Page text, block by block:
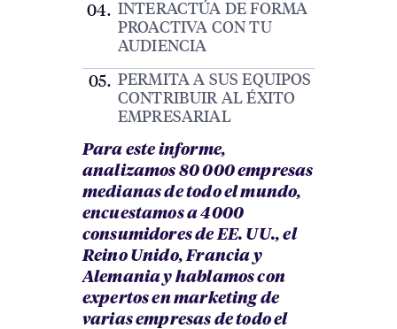
INTERACTÚA DE FORMA
PROACTIVA CON TU
AUDIENCIA
PERMITA A SUS EQUIPOS
CONTRIBUIR AL ÉXITO
EMPRESARIAL
Para este informe,
analizamos 80 000 empresas
medianas de todo el mundo,
encuestamos a 4000
consumidores de EE. UU., el
Reino Unido, Francia y
Alemania y hablamos con
expertos en marketing de
varias empresas de todo el